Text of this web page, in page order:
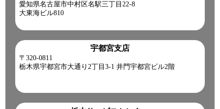
愛知県名古屋市中村区名駅三丁目22-8
大東海ビル810
宇都宮支店
〒320-0811
栃木県宇都宮市大通り2丁目3-1 井門宇都宮ビル2階